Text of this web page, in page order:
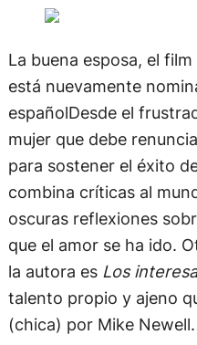
La buena esposa, el
está nuevamente
españolDesde el
mujer que debe
para sostener el éxito
combina críticas al
oscuras reflexiones
que el amor se ha ido.
la autora es Los
talento propio y ajeno
(chica) por Mike Newell.